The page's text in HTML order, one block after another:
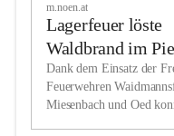
in Miesenbach sowie
und urigen
und liebenswerten Ort.
groß geschrieben
h
m.noen.at
Lagerfeuer löste
Waldbrand im
aus
Dank dem Einsatz der
Feuerwehren
Miesenbach und Oed